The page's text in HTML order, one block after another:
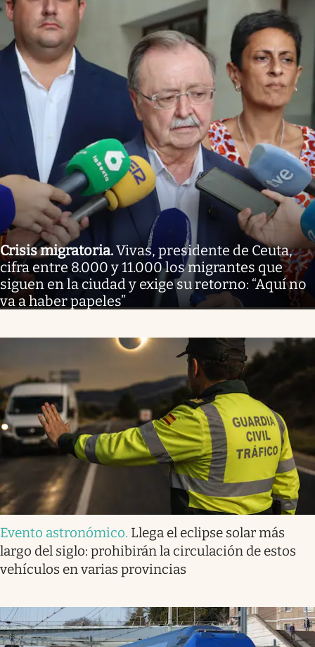
Crisis migratoria.Vivas, presidente de Ceuta,
cifra entre 8.000 y 11.000 los migrantes que
siguen en la ciudad y exige su retorno: “Aquí no
va a haber papeles”
Evento astronómico. Llega el eclipse solar más
largo del siglo: prohibirán la circulación de estos
vehículos en varias provincias